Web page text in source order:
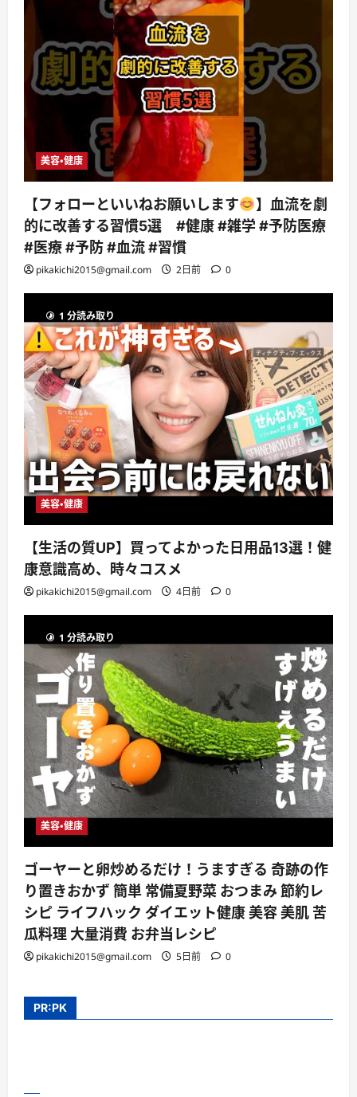
美容・健康
【フォローといいねお願いします
】血流を劇
的に改善する習慣5選 #健康 #雑学 #予防医療
#医療 #予防 #血流 #習慣
pikakichi2015@gmail.com 2日前 0
1 分読み取り
美容・健康
【生活の質UP】買ってよかった日用品13選！健
康意識高め、時々コスメ
pikakichi2015@gmail.com 4日前 0
1 分読み取り
美容・健康
ゴーヤーと卵炒めるだけ！うますぎる 奇跡の作
り置きおかず 簡単 常備夏野菜 おつまみ 節約レ
シピ ライフハック ダイエット健康 美容 美肌 苦
瓜料理 大量消費 お弁当レシピ
pikakichi2015@gmail.com 5日前 0
PR:PK